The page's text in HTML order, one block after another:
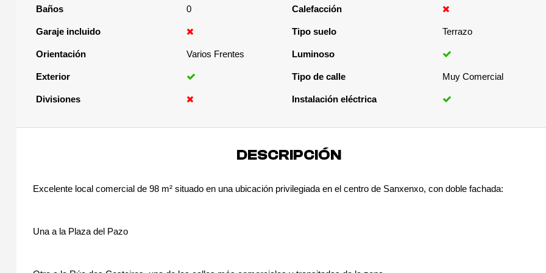
Baños 0 Calefacción
Garaje incluido Tipo suelo Terrazo
Orientación Varios Frentes Luminoso
Exterior Tipo de calle Muy Comercial
Divisiones Instalación eléctrica
DESCRIPCIÓN
Excelente local comercial de 98 m² situado en una ubicación privilegiada en el centro de Sanxenxo, con doble fachada:
Una a la Plaza del Pazo